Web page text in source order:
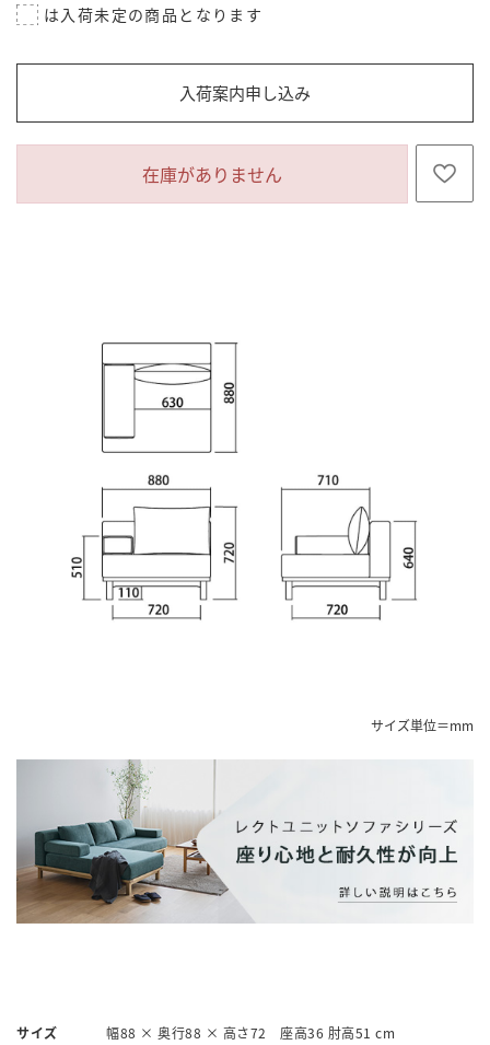
入荷案内申し込み
在庫がありません
サイズ単位＝mm
サイズ 幅88 × 奥行88 × 高さ72 座高36 肘高51 cm